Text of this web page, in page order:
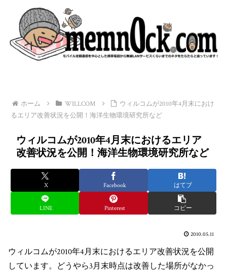
ホーム WILLCOM
ウィルコムが2010年4月末におけ
るエリア改善状況を公開！海洋生物環境研究所など
ウィルコムが2010年4月末におけるエリア
改善状況を公開！海洋生物環境研究所など
X Facebook はてブ
LINE Pinterest コピー
2010.05.11
ウィルコムが2010年4月末におけるエリア改善状況を公開
しています。どうやら3月末時点は改善した場所がなかっ